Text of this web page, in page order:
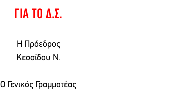
ΓΙΑ ΤΟ Δ.Σ.
Η Πρόεδρος
Κεσσίδου Ν.
Ο Γενικός Γραμματέας